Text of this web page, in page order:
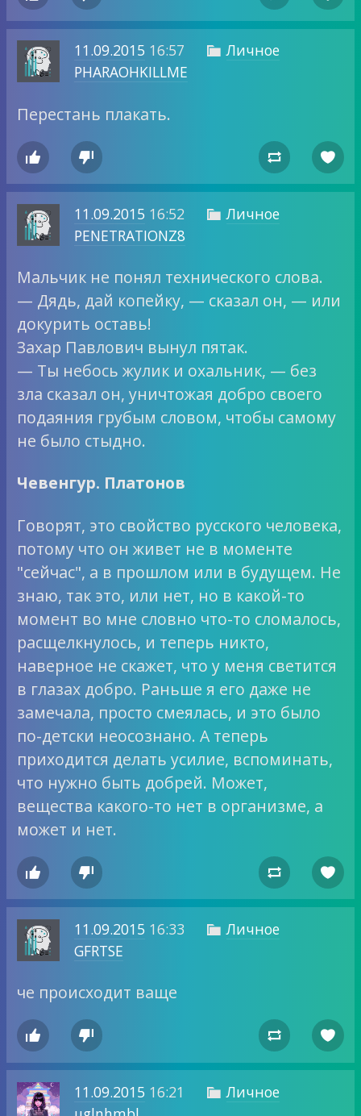
11.09.2015 16:57  Личное
PHARAOHKILLME
Перестань плакать.
   
11.09.2015 16:52  Личное
PENETRATIONZ8
Мальчик не понял технического слова.
— Дядь, дай копейку, — сказал он, — или
докурить оставь!
Захар Павлович вынул пятак.
— Ты небось жулик и охальник, — без
зла сказал он, уничтожая добро своего
подаяния грубым словом, чтобы самому
не было стыдно.
Чевенгур. Платонов
Говорят, это свойство русского человека,
потому что он живет не в моменте
"сейчас", а в прошлом или в будущем. Не
знаю, так это, или нет, но в какой-то
момент во мне словно что-то сломалось,
расщелкнулось, и теперь никто,
наверное не скажет, что у меня светится
в глазах добро. Раньше я его даже не
замечала, просто смеялась, и это было
по-детски неосознано. А теперь
приходится делать усилие, вспоминать,
что нужно быть добрей. Может,
вещества какого-то нет в организме, а
может и нет.
   
11.09.2015 16:33  Личное
GFRTSE
че происходит ваще
   
11.09.2015 16:21  Личное